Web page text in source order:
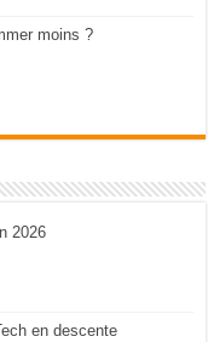
moins ?
2026
en descente